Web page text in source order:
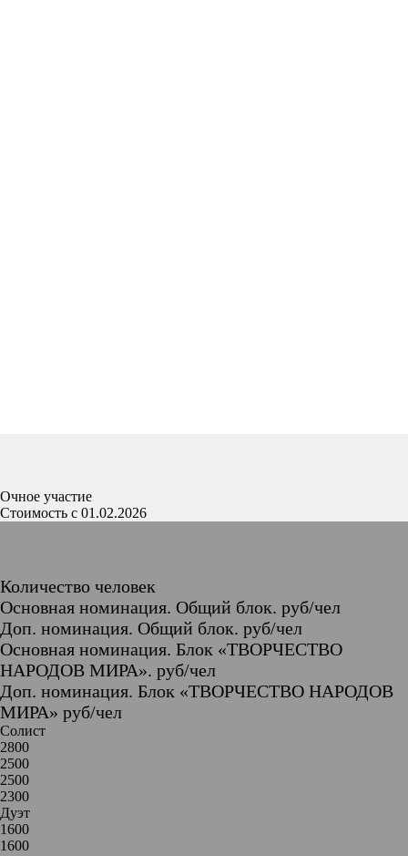
Очное участие
Стоимость с 01.02.2026
Количество человек
Основная номинация. Общий блок. руб/чел
Доп. номинация. Общий блок. руб/чел
Основная номинация. Блок «ТВОРЧЕСТВО
НАРОДОВ МИРА». руб/чел
Доп. номинация. Блок «ТВОРЧЕСТВО НАРОДОВ
МИРА» руб/чел
Солист
2800
2500
2500
2300
Дуэт
1600
1600